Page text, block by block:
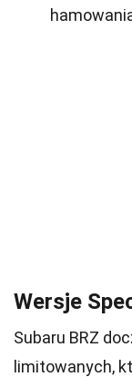
Wersje
Subaru BRZ
limitowanych,